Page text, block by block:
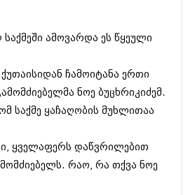
ამოვარდა ეს წყეული
ჩამოიტანა ერთი
ნოე ბუცხრიკიძემ.
საქმე ყაჩაღობის მუხლითაა
ყველაფერს დაწვრილებით
რაო, რა თქვა ნოე